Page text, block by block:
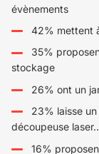
évènements
42% mettent
35%
stockage
26% ont un
23% laisse
découpeuse
16%